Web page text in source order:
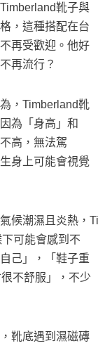
靴子與
，這種搭配在台
再受歡迎。他好
再流行？
，Timberland靴
為「身高」和
高，無法駕
身上可能會視覺
候潮濕且炎熱，Ti
可能會感到不
己」，「鞋子重
不舒服」，不少
靴底遇到濕磁磚